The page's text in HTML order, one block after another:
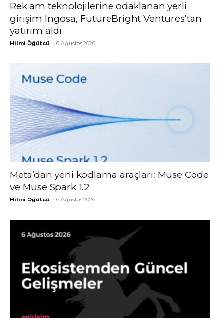
Reklam teknolojilerine odaklanan yerli
girişim Ingosa, FutureBright Ventures’tan
yatırım aldı
Hilmi Öğütcü - 6 Ağustos 2026
Meta’dan yeni kodlama araçları: Muse Code
ve Muse Spark 1.2
Hilmi Öğütcü - 6 Ağustos 2026